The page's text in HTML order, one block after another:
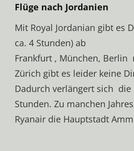
Flüge nach Jordanien
Mit Royal Jordanian gibt es
ca. 4 Stunden) ab
Frankfurt , München, Berlin
Zürich gibt es leider keine
Dadurch verlängert sich die
Stunden. Zu manchen
Ryanair die Hauptstadt